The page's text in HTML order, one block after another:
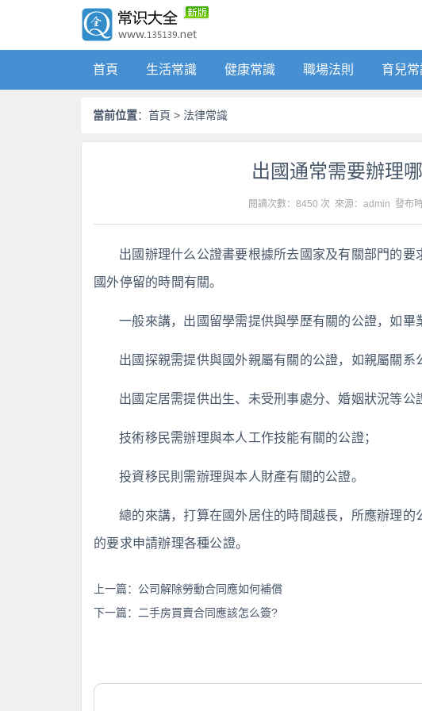
首頁 生活常識 健康常識 職場法則 育兒
當前位置： 首頁 > 法律常識
出國通常需要辦理
閱讀次數：8450 次 來源：admin 發布時
出國辦理什么公證書要根據所去國家及有關部門的
國外停留的時間有關。
一般來講，出國留學需提供與學歷有關的公證，如畢
出國探親需提供與國外親屬有關的公證，如親屬關系
出國定居需提供出生、未受刑事處分、婚姻狀況等公
技術移民需辦理與本人工作技能有關的公證；
投資移民則需辦理與本人財產有關的公證。
總的來講，打算在國外居住的時間越長，所應辦理
的要求申請辦理各種公證。
上一篇： 公司解除勞動合同應如何補償
下一篇：
二手房買賣合同應該怎么簽?